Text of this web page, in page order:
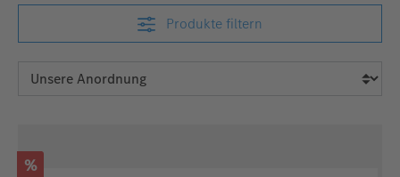
Produkte filtern
Rabatt
%